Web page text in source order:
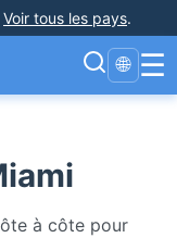
Voir tous les pays.
🌐 ☰
à côte pour